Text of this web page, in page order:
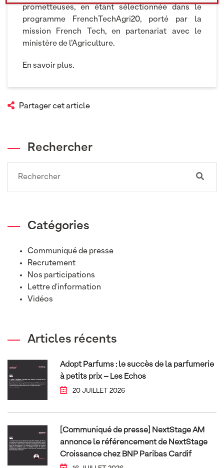
prometteuses, en étant sélectionnée dans le
programme FrenchTechAgri20, porté par la
mission French Tech, en partenariat avec le
ministère de l’Agriculture.
En savoir plus.
Partager cet article
Rechercher
Catégories
Communiqué de presse
Recrutement
Nos participations
Lettre d'information
Vidéos
Articles récents
Adopt Parfums : le succès de la parfumerie
à petits prix – Les Echos
20 JUILLET 2026
[Communiqué de presse] NextStage AM
annonce le référencement de NextStage
Croissance chez BNP Paribas Cardif